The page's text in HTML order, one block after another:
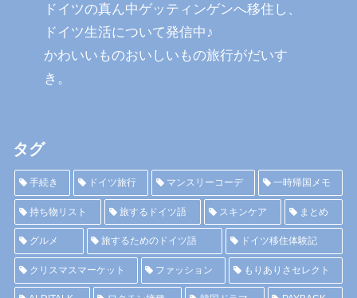
ドイツの真ん中ゲッティンゲンへ移住し、
ドイツ生活について発信中♪
かわいいものおいしいもの旅行がだいす
き。
タグ
手続き ドイツ旅行 マンスリーコーデ 一時帰国メモ
持ち物リスト 旅するドイツ語 スキンケア まとめ
グルメ 旅するためのドイツ語 ドイツ移住体験記
クリスマスマーケット ファッション もりありさセレクト